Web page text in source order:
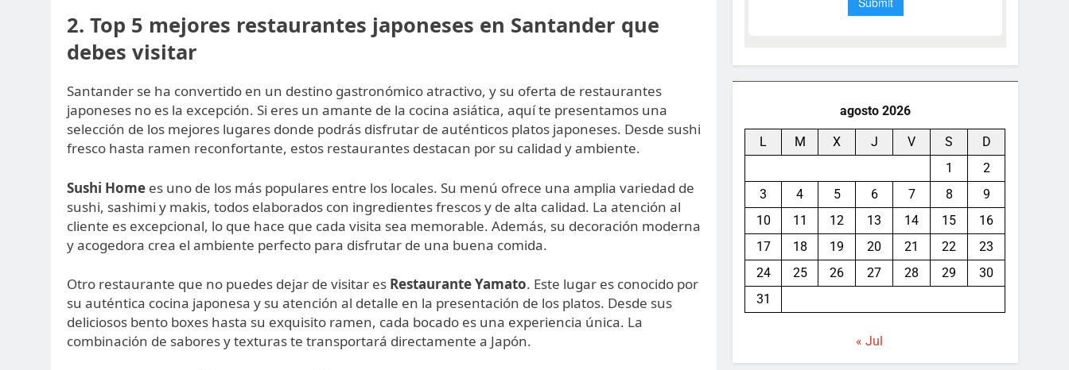
2. Top 5 mejores restaurantes japoneses en Santander que
debes visitar
Santander se ha convertido en un destino gastronómico atractivo, y su oferta de restaurantes
japoneses no es la excepción. Si eres un amante de la cocina asiática, aquí te presentamos una
selección de los mejores lugares donde podrás disfrutar de auténticos platos japoneses. Desde sushi
fresco hasta ramen reconfortante, estos restaurantes destacan por su calidad y ambiente.
Sushi Home es uno de los más populares entre los locales. Su menú ofrece una amplia variedad de
sushi, sashimi y makis, todos elaborados con ingredientes frescos y de alta calidad. La atención al
cliente es excepcional, lo que hace que cada visita sea memorable. Además, su decoración moderna
y acogedora crea el ambiente perfecto para disfrutar de una buena comida.
Otro restaurante que no puedes dejar de visitar es Restaurante Yamato. Este lugar es conocido por
su auténtica cocina japonesa y su atención al detalle en la presentación de los platos. Desde sus
deliciosos bento boxes hasta su exquisito ramen, cada bocado es una experiencia única. La
combinación de sabores y texturas te transportará directamente a Japón.
agosto 2026
L M X J V S
D
1
2
3
4 5 6 7 8
9
10
11 12 13 14 15
16
17
18 19 20 21 22
23
24
25 26 27 28 29
30
31
« Jul